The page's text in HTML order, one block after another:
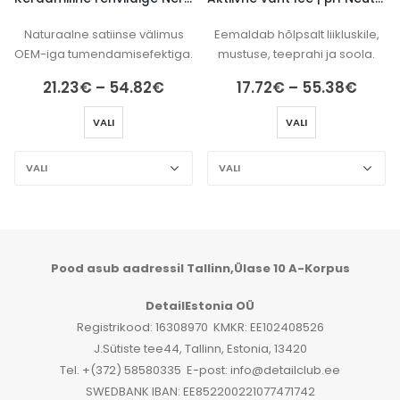
Naturaalne satiinse välimus
OEM-iga tumendamisefektiga.
21.23€ – 54.82€ Hinnavahemik:
VALI
Eemaldab hõlpsalt liikluskile,
mustuse, teeprahi ja soola.
17.72€ – 55.38€
VALI
Pood asub aadressil Tallinn,Ülase 10 A-Korpus
DetailEstonia OÜ
Registrikood: 16308970 KMKR: EE102408526
J.Sütiste tee44, Tallinn, Estonia, 13420
Tel. +(372) 58580335 E-post: info@detailclub.ee
SWEDBANK IBAN: EE852200221077471742